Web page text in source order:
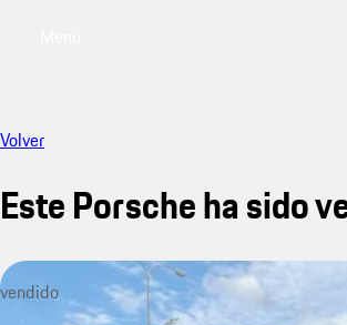
Volver
Este Porsche ha sido
vendido